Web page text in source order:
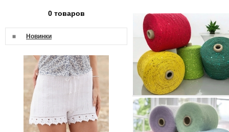
0 товаров
Новинки